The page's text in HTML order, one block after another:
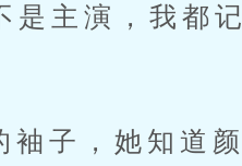
是主演，我都记
子，她知道颜